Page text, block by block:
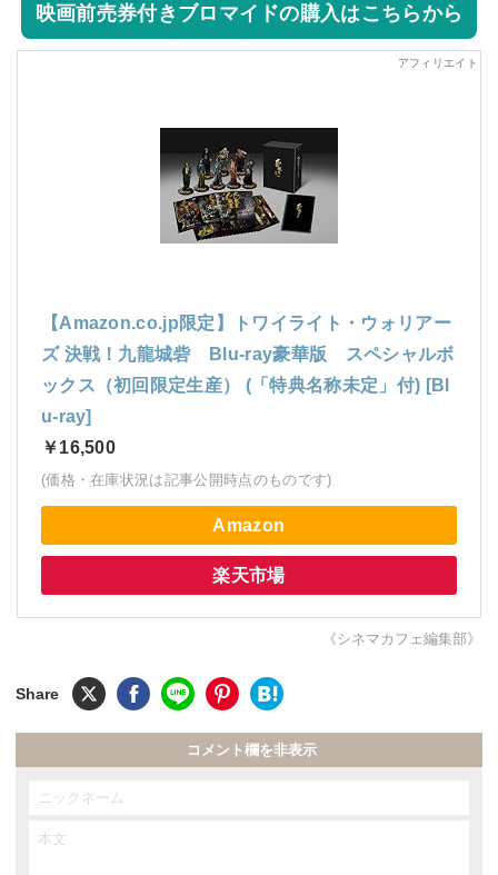
映画前売券付きブロマイドの購入はこちらから
【Amazon.co.jp限定】トワイライト・ウォリアー
ズ 決戦！九龍城砦 Blu-ray豪華版 スペシャルボ
ックス（初回限定生産） (「特典名称未定」付) [Bl
u-ray]
￥16,500
(価格・在庫状況は記事公開時点のものです)
Amazon
楽天市場
《シネマカフェ編集部》
コメント欄を非表示